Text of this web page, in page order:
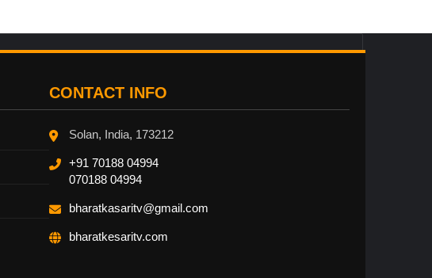
CONTACT INFO
Solan, India, 173212
+91 70188 04994
070188 04994
bharatkasaritv@gmail.com
bharatkesaritv.com